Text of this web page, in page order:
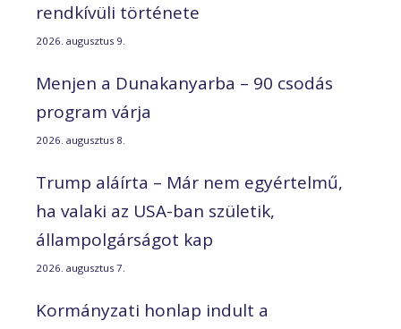
rendkívüli története
2026. augusztus 9.
Menjen a Dunakanyarba – 90 csodás
program várja
2026. augusztus 8.
Trump aláírta – Már nem egyértelmű,
ha valaki az USA-ban születik,
állampolgárságot kap
2026. augusztus 7.
Kormányzati honlap indult a